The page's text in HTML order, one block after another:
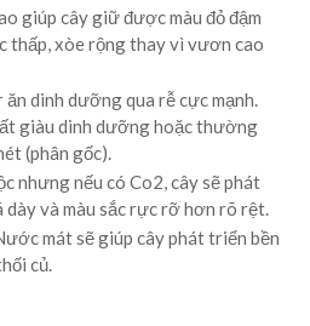
giúp cây giữ được màu đỏ đậm
thấp, xòe rộng thay vì vươn cao
ăn dinh dưỡng qua rễ cực mạnh.
giàu dinh dưỡng hoặc thường
(phân gốc).
nhưng nếu có Co2, cây sẽ phát
dày và màu sắc rực rỡ hơn rõ rệt.
mát sẽ giúp cây phát triển bền
củ.